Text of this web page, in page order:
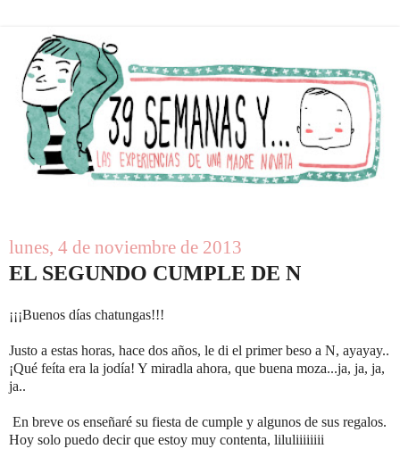
lunes, 4 de noviembre de 2013
EL SEGUNDO CUMPLE DE N
¡¡¡Buenos días chatungas!!!
Justo a estas horas, hace dos años, le di el primer beso a N, ayayay..
¡Qué feíta era la jodía! Y miradla ahora, que buena moza...ja, ja, ja,
ja..
En breve os enseñaré su fiesta de cumple y algunos de sus regalos.
Hoy solo puedo decir que estoy muy contenta, liluliiiiiiii